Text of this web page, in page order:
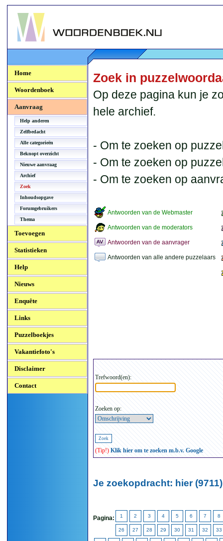
Woordenboek.NU
Home
Woordenboek
Aanvraag
Help anderen
Zelfbedacht
Alle categorieën
Beknopt overzicht
Nieuwe aanvraag
Archief
Zoek
Inhoudsopgave
Forumgebruikers
Thema
Toevoegen
Statistieken
Help
Nieuws
Enquête
Links
Puzzelboekjes
Vakantiefoto's
Disclaimer
Contact
Zoek in
Op deze pagina kun je
hele archief.
- Om te zoeken op
- Om te zoeken op
- Om te zoeken op
Antwoorden van de Webmaster
Antwoorden van de moderators
Antwoorden van de aanvrager
Antwoorden van alle andere puzzelaars
Trefwoord(en):
Zoeken op:
(Tip!) Klik hier om te zoeken m.b.v. Google
Je zoekopdracht: hier (9711)
Pagina: 1 2 3 4 5 6 7 8
26 27 28 29 30 31 32 33